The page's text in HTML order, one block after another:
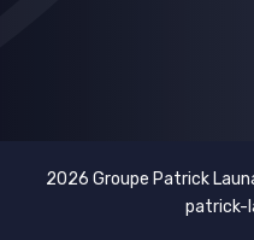
2026 Groupe Patrick
patrick-